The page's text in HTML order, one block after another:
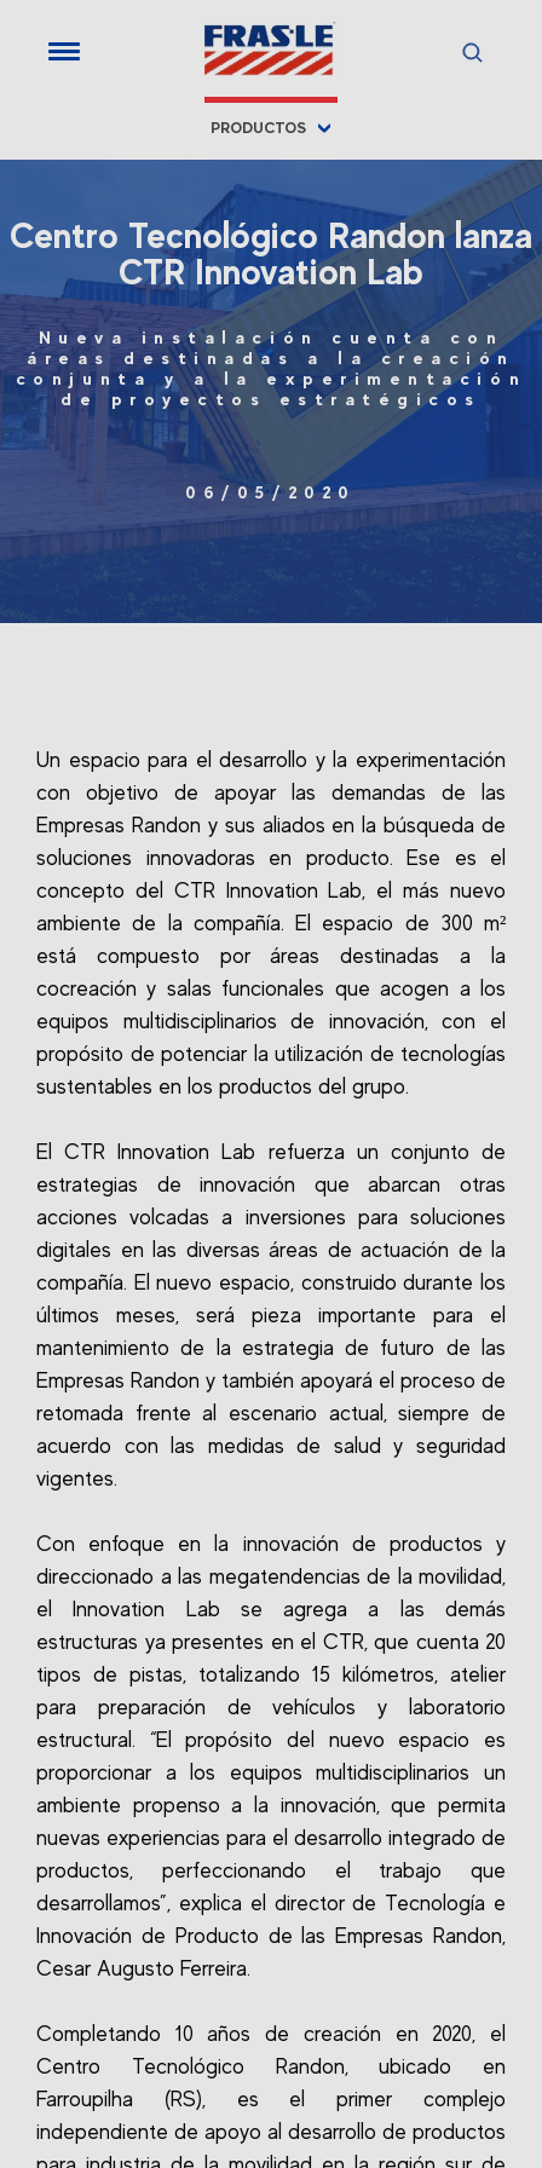
PRODUCTOS
Centro Tecnológico Randon lanza
CTR Innovation Lab
Nueva instalación cuenta con
áreas destinadas a la creación
conjunta y a la experimentación
de proyectos estratégicos
06/05/2020
Un espacio para el desarrollo y la experimentación
con objetivo de apoyar las demandas de las
Empresas Randon y sus aliados en la búsqueda de
soluciones innovadoras en producto. Ese es el
concepto del CTR Innovation Lab, el más nuevo
ambiente de la compañía. El espacio de 300 m²
está compuesto por áreas destinadas a la
cocreación y salas funcionales que acogen a los
equipos multidisciplinarios de innovación, con el
propósito de potenciar la utilización de tecnologías
sustentables en los productos del grupo.
El CTR Innovation Lab refuerza un conjunto de
estrategias de innovación que abarcan otras
acciones volcadas a inversiones para soluciones
digitales en las diversas áreas de actuación de la
compañía. El nuevo espacio, construido durante los
últimos meses, será pieza importante para el
mantenimiento de la estrategia de futuro de las
Empresas Randon y también apoyará el proceso de
retomada frente al escenario actual, siempre de
acuerdo con las medidas de salud y seguridad
vigentes.
Con enfoque en la innovación de productos y
direccionado a las megatendencias de la movilidad,
el Innovation Lab se agrega a las demás
estructuras ya presentes en el CTR, que cuenta 20
tipos de pistas, totalizando 15 kilómetros, atelier
para preparación de vehículos y laboratorio
estructural. “El propósito del nuevo espacio es
proporcionar a los equipos multidisciplinarios un
ambiente propenso a la innovación, que permita
nuevas experiencias para el desarrollo integrado de
productos, perfeccionando el trabajo que
desarrollamos”, explica el director de Tecnología e
Innovación de Producto de las Empresas Randon,
Cesar Augusto Ferreira.
Completando 10 años de creación en 2020, el
Centro Tecnológico Randon, ubicado en
Farroupilha (RS), es el primer complejo
independiente de apoyo al desarrollo de productos